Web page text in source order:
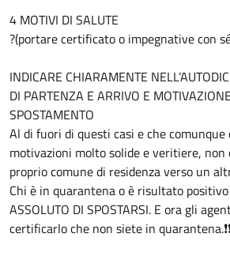
4 MOTIVI DI SALUTE
?(portare certificato o impegnative con
INDICARE CHIARAMENTE
DI PARTENZA E ARRIVO E
SPOSTAMENTO
Al di fuori di questi casi e che
motivazioni molto solide e veritiere, non
proprio comune di residenza verso un
Chi è in quarantena o è risultato
ASSOLUTO DI SPOSTARSI. E ora gli
certificarlo che non siete in